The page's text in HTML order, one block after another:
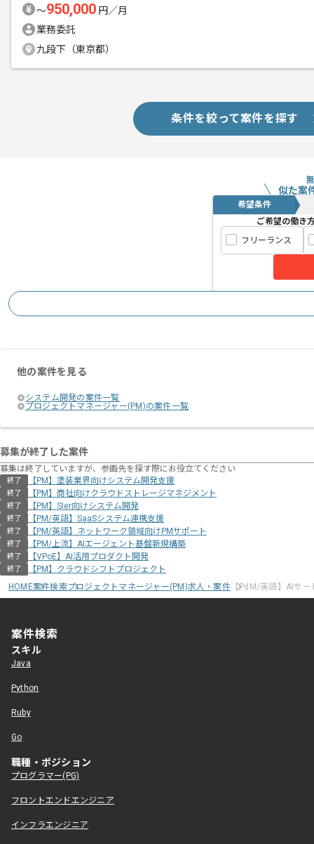
〜950,000 円／月
業務委託
九段下（東京都）
条件を絞って案件を探す
似た案
希望条件
ご希望の働き
フリーランス
他の案件を見る
システム開発の案件一覧
プロジェクトマネージャー(PM)の案件一覧
募集が終了した案件
募集は終了していますが、参画先を探す際にお役立てください
終了 【PM】塗装業界向けシステム開発支援
終了 【PM】商社向けクラウドストレージマネジメント
終了 【PM】SIer向けシステム開発
終了 【PM/英語】SaaSシステム連携支援
終了 【PM/英語】ネットワーク領域向けPMサポート
終了 【PM/上流】AIエージェント基盤新規構築
終了 【VPoE】AI活用プロダクト開発
終了
【PM】クラウドシフトプロジェクト
HOME案件検索プロジェクトマネージャー(PM)求人・案件【PdM/英語】AIサー
案件検索
スキル
Java
Python
Ruby
Go
職種・ポジション
プログラマー(PG)
フロントエンドエンジニア
インフラエンジニア